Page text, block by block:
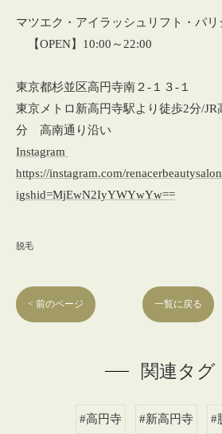
マツエク・アイラッシュリフト・パリ
【OPEN】10:00～22:00
東京都杉並区高円寺南２‐１３‐１
東京メトロ新高円寺駅より徒歩2分/JR
分 高南通り沿い
Instagram
https://instagram.com/
igshid=MjEwN2IyYWYwYw==
脱毛
< 前のページ 一覧に戻る
関連タグ
#高円寺 #新高円寺 #